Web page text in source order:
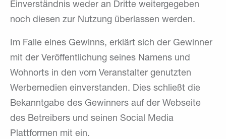
Einverständnis weder an Dritte weitergegeben
noch diesen zur Nutzung überlassen werden.
Im Falle eines Gewinns, erklärt sich der Gewinner
mit der Veröffentlichung seines Namens und
Wohnorts in den vom Veranstalter genutzten
Werbemedien einverstanden. Dies schließt die
Bekanntgabe des Gewinners auf der Webseite
des Betreibers und seinen Social Media
Plattformen mit ein.